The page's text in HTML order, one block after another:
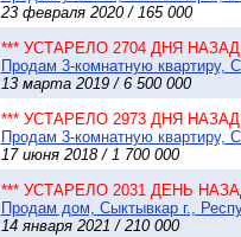
23 февраля 2020 / 165 000
*** УСТАРЕЛО 2704 ДНЯ НАЗАД
Продам 3-комнатную квартиру,
13 марта 2019 / 6 500 000
*** УСТАРЕЛО 2973 ДНЯ НАЗАД
Продам 3-комнатную квартиру,
17 июня 2018 / 1 700 000
*** УСТАРЕЛО 2031 ДЕНЬ
Продам дом, Сыктывкар г.,
14 января 2021 / 210 000